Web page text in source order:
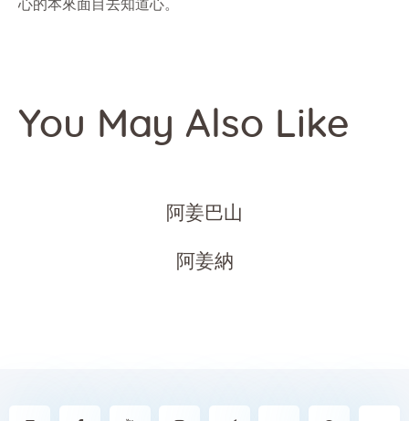
心的本來面目去知道心。
You May Also Like
阿姜巴山
阿姜納